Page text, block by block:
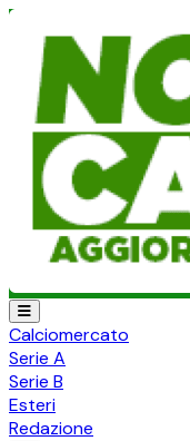
Calciomercato
Serie A
Serie B
Esteri
Redazione